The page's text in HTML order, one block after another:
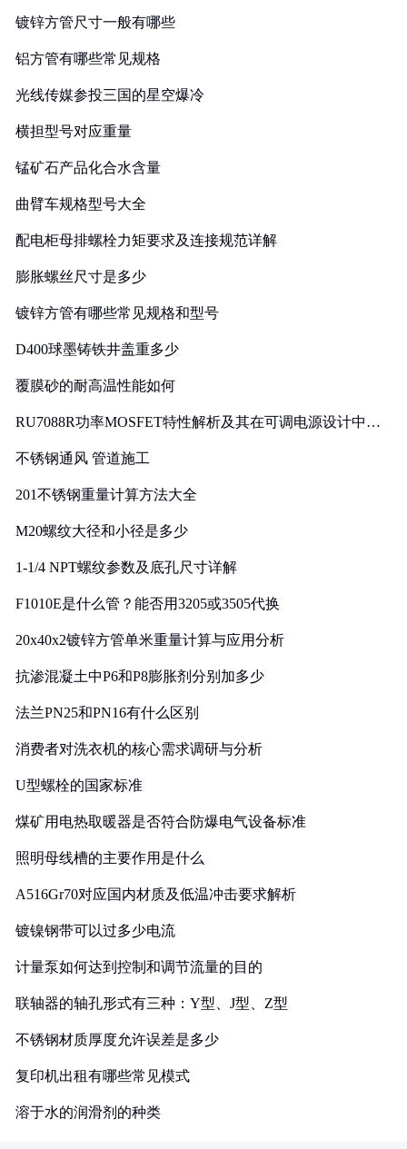
镀锌方管尺寸一般有哪些
铝方管有哪些常见规格
光线传媒参投三国的星空爆冷
横担型号对应重量
锰矿石产品化合水含量
曲臂车规格型号大全
配电柜母排螺栓力矩要求及连接规范详解
膨胀螺丝尺寸是多少
镀锌方管有哪些常见规格和型号
D400球墨铸铁井盖重多少
覆膜砂的耐高温性能如何
RU7088R功率MOSFET特性解析及其在可调电源设计中的
不锈钢通风 管道施工
201不锈钢重量计算方法大全
M20螺纹大径和小径是多少
1-1/4 NPT螺纹参数及底孔尺寸详解
F1010E是什么管？能否用3205或3505代换
20x40x2镀锌方管单米重量计算与应用分析
抗渗混凝土中P6和P8膨胀剂分别加多少
法兰PN25和PN16有什么区别
消费者对洗衣机的核心需求调研与分析
U型螺栓的国家标准
煤矿用电热取暖器是否符合防爆电气设备标准
照明母线槽的主要作用是什么
A516Gr70对应国内材质及低温冲击要求解析
镀镍钢带可以过多少电流
计量泵如何达到控制和调节流量的目的
联轴器的轴孔形式有三种：Y型、J型、Z型
不锈钢材质厚度允许误差是多少
复印机出租有哪些常见模式
溶于水的润滑剂的种类